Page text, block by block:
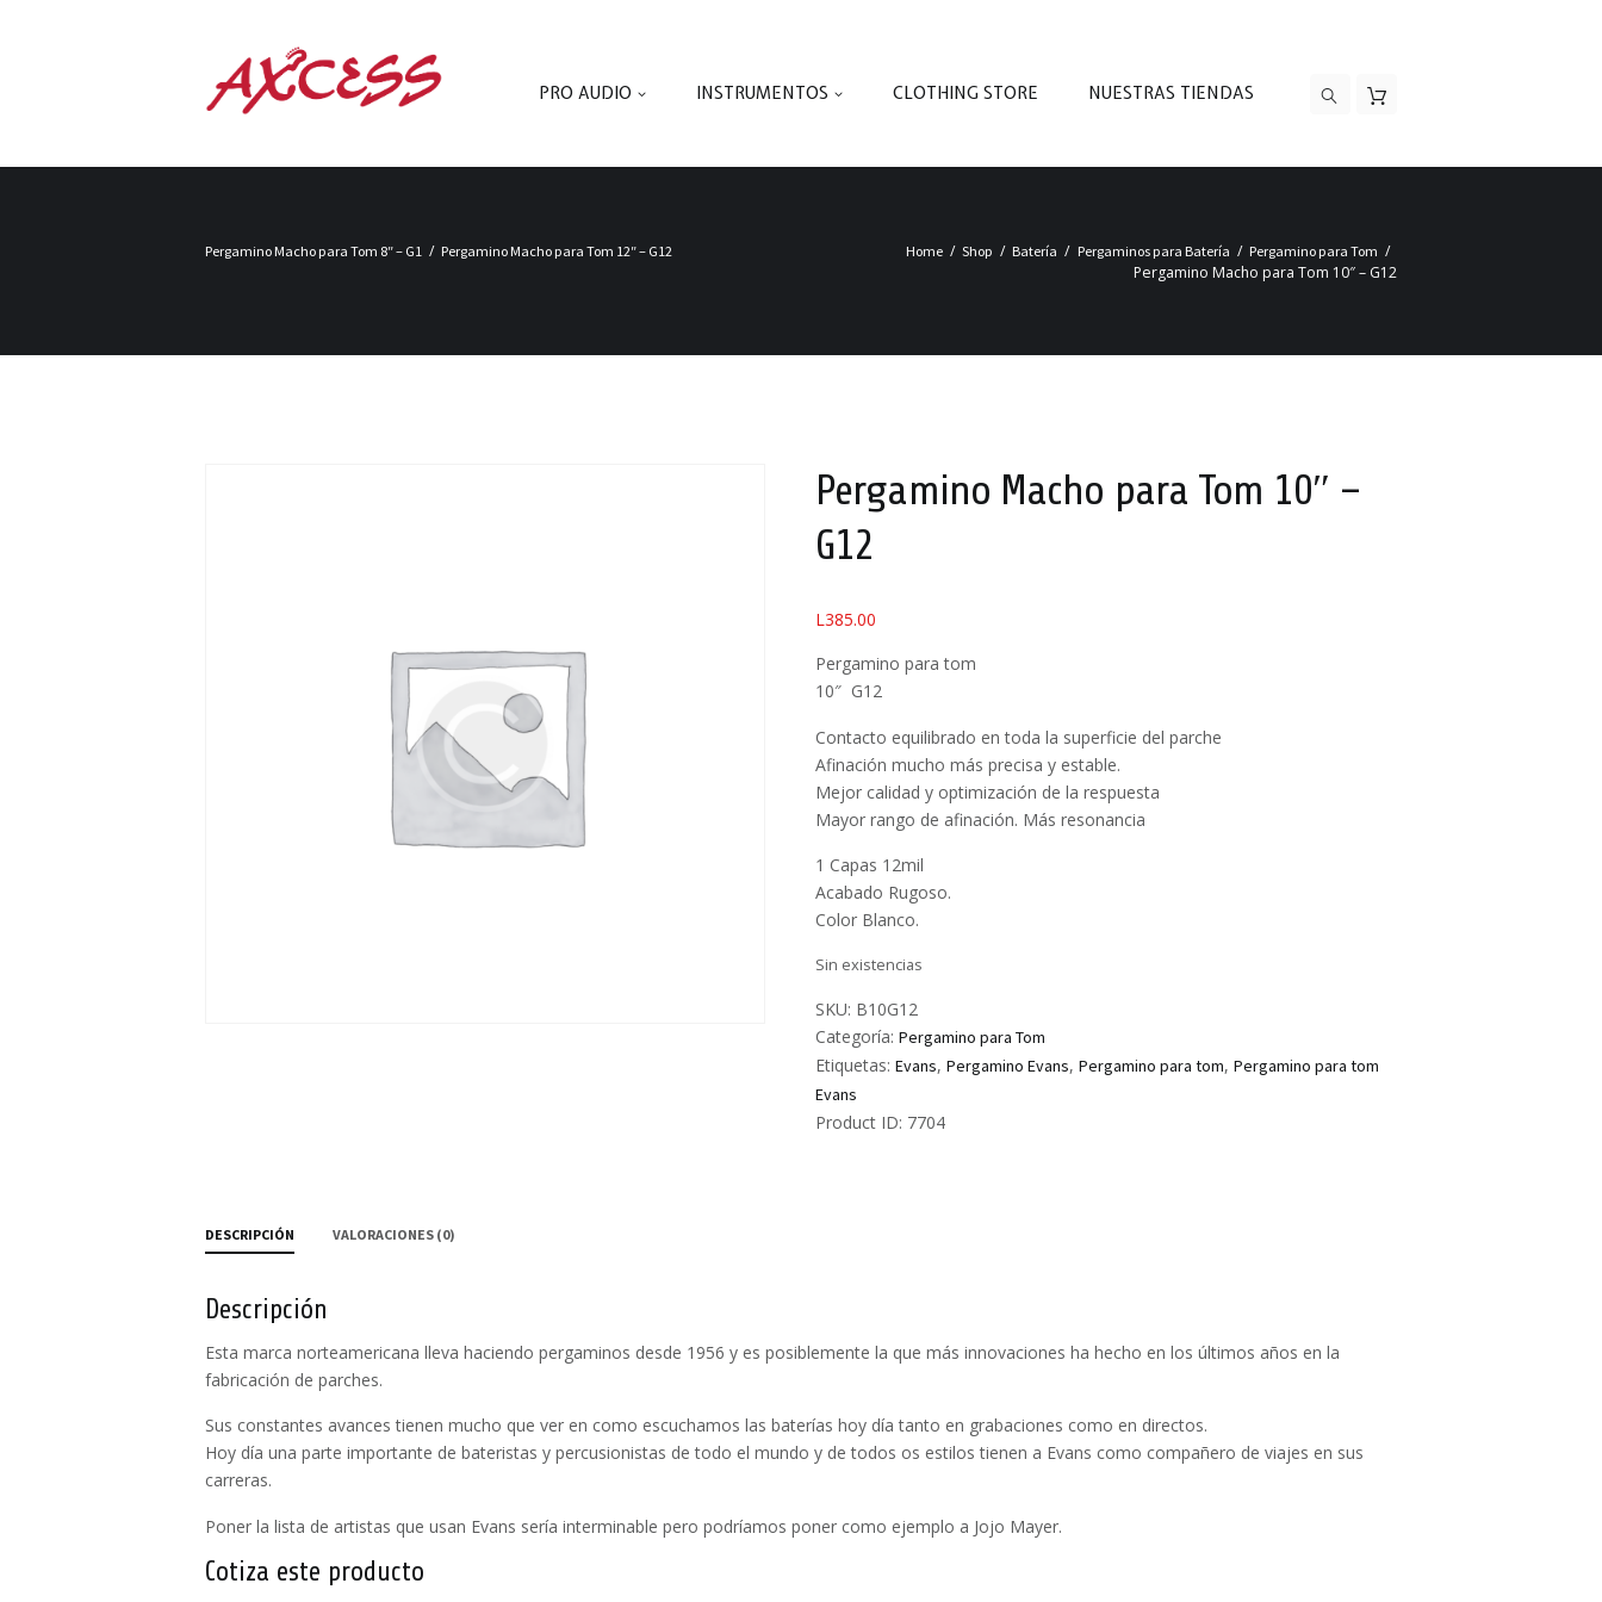
PRO AUDIO INSTRUMENTOS CLOTHING STORE NUESTRAS TIENDAS
Pergamino Macho para Tom 8″ – G1 Pergamino Macho para Tom 12″ – G12 Home Shop Batería Pergaminos para Batería Pergamino para Tom
Pergamino Macho para Tom 10″ – G12
Pergamino Macho para Tom 10″ –
G12
L385.00
Pergamino para tom
10″ G12
Contacto equilibrado en toda la superficie del parche
Afinación mucho más precisa y estable.
Mejor calidad y optimización de la respuesta
Mayor rango de afinación. Más resonancia
1 Capas 12mil
Acabado Rugoso.
Color Blanco.
Sin existencias
SKU: B10G12
Categoría: Pergamino para Tom
Etiquetas: Evans, Pergamino Evans, Pergamino para tom, Pergamino para tom
Evans
Product ID: 7704
DESCRIPCIÓN VALORACIONES (0)
Descripción
Esta marca norteamericana lleva haciendo pergaminos desde 1956 y es posiblemente la que más innovaciones ha hecho en los últimos años en la
fabricación de parches.
Sus constantes avances tienen mucho que ver en como escuchamos las baterías hoy día tanto en grabaciones como en directos.
Hoy día una parte importante de bateristas y percusionistas de todo el mundo y de todos os estilos tienen a Evans como compañero de viajes en sus
carreras.
Poner la lista de artistas que usan Evans sería interminable pero podríamos poner como ejemplo a Jojo Mayer.
Cotiza este producto